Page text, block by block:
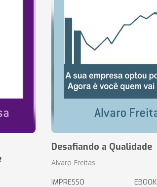
Desafiando a Qualidade
Alvaro Freitas
IMPRESSO EBOOK